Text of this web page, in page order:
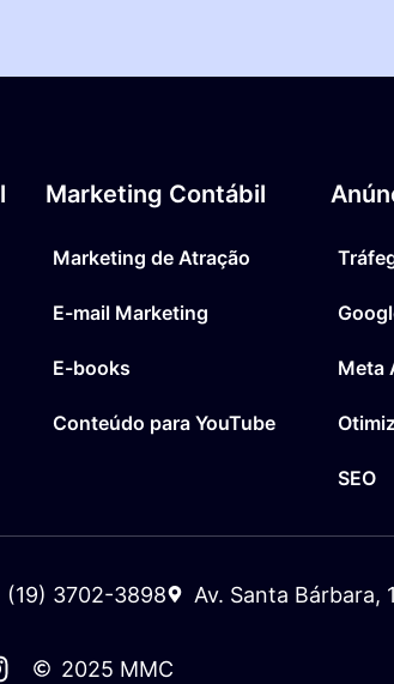
Marketing Contábil
Marketing de Atração
E-mail Marketing
E-books
Conteúdo para YouTube
Meta
SEO
(19) 3702-3898 Av. Santa Bárbara,
2025 MMC